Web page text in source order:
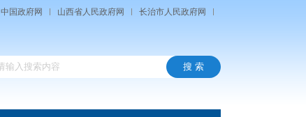
中国政府网 山西省人民政府网 长治市人民政府网